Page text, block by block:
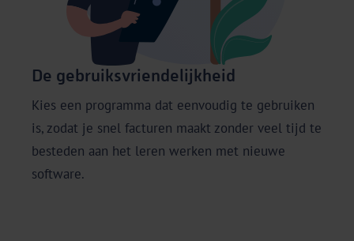
De gebruiksvriendelijkheid
Kies een programma dat eenvoudig te gebruiken
is, zodat je snel facturen maakt zonder veel tijd te
besteden aan het leren werken met nieuwe
software.